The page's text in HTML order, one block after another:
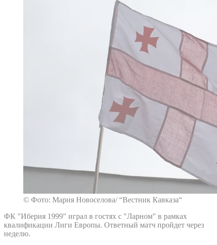
© Фото: Мария Новоселова/ “Вестник Кавказа“
ФК "Иберия 1999" играл в гостях с "Ларном" в рамках
квалификации Лиги Европы. Ответный матч пройдет через
неделю.